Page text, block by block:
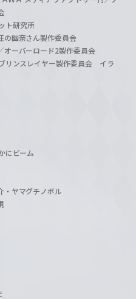
ト研究所
幽奈さん製作委員会
ーバーロード2製作委員会
リンスレイヤー製作委員会 イラ
にビーム
ヤマグチノボル